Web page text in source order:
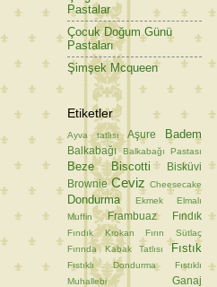
Pastalar
Çocuk Doğum Günü
Pastaları
Şimşek Mcqueen
Etiketler
Ayva tatlısı Aşure Badem
Balkabağı Balkabağı Pastası
Beze Biscotti
Bisküvi
Brownie Ceviz Cheesecake
Dondurma Ekmek
Elmalı
Muffin
Frambuaz Fındık
Fındık Krokan
Fırın Sütlaç
Fırında Kabak Tatlısı
Fıstık
Fıstıklı Dondurma
Fıstıklı
Muhallebi
Ganaj